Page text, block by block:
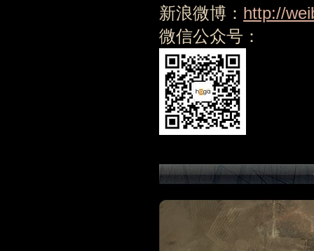
新浪微博： http://
微信公众号：